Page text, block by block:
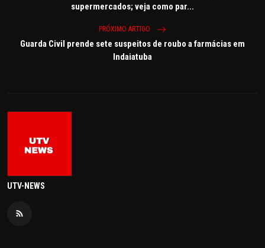
supermercados; veja como par...
PRÓXIMO ARTIGO
Guarda Civil prende sete suspeitos de roubo a farmácias em
Indaiatuba
UTV-NEWS